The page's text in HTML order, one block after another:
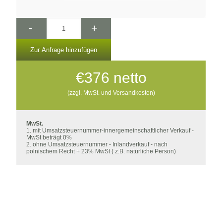
- +
Zur Anfrage hinzufügen
€376 netto
(zzgl. MwSt. und Versandkosten)
MwSt.
1. mit Umsatzsteuernummer-innergemeinschaftlicher Verkauf -
MwSt beträgt 0%
2. ohne Umsatzsteuernummer - Inlandverkauf - nach
polnischem Recht + 23% MwSt ( z.B. natürliche Person)